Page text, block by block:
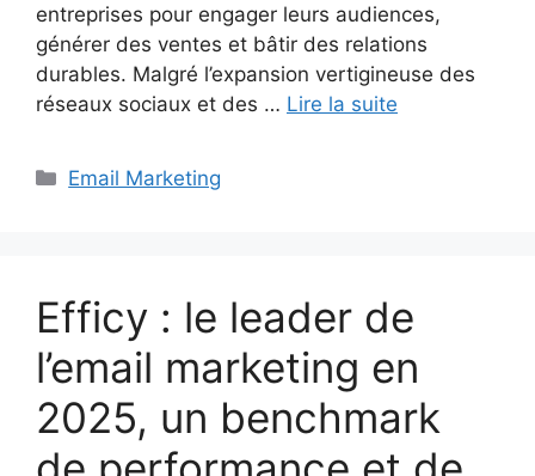
entreprises pour engager leurs audiences,
générer des ventes et bâtir des relations
durables. Malgré l’expansion vertigineuse des
réseaux sociaux et des … Lire la suite
Catégories
Email Marketing
Efficy : le leader de
l’email marketing en
2025, un benchmark